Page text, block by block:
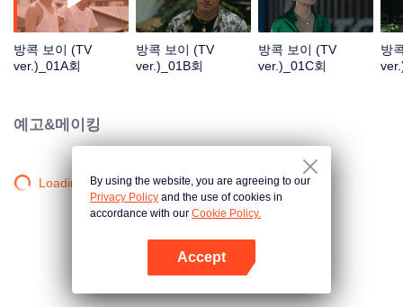
방콕 보이 (TV
ver.)_01A회
방콕 보이 (TV
ver.)_01B회
방콕 보이 (TV
ver.)_01C회
방
예고&메이킹
Loading…By using the website, you are agreeing to our
Privacy Policy and the use of cookies in
accordance with our Cookie Policy.
Accept